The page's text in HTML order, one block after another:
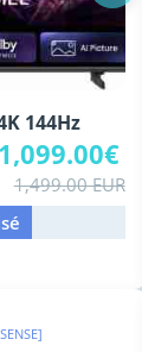
144Hz
1,099.00€
1,499.00 EUR